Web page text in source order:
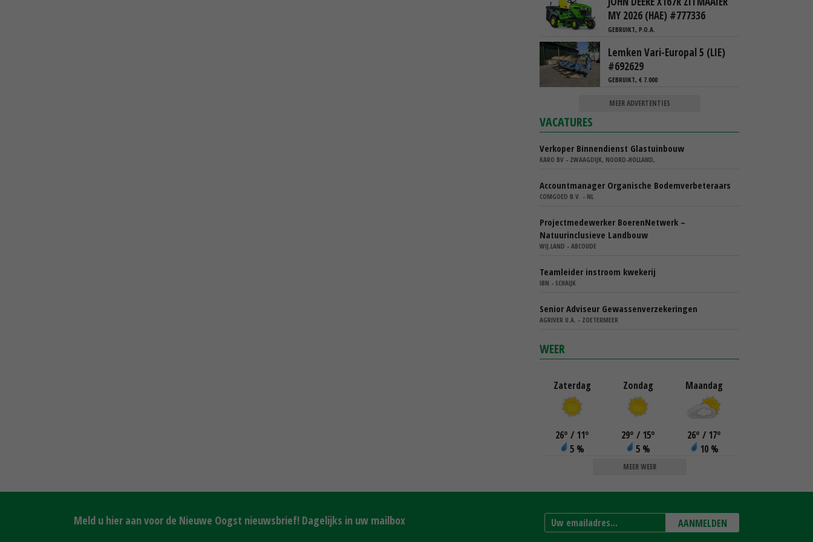
MY 2026 (HAE) #777336
GEBRUIKT, P.O.A.
Lemken Vari-Europal 5 (LIE)
#692629
GEBRUIKT, € 7.000
MEER ADVERTENTIES
VACATURES
Verkoper Binnendienst Glastuinbouw
KARO BV - ZWAAGDIJK, NOORD-HOLLAND,
Accountmanager Organische Bodemverbeteraars
COMGOED B.V. - NL
Projectmedewerker BoerenNetwerk –
Natuurinclusieve Landbouw
WIJ.LAND - ABCOUDE
Teamleider instroom kwekerij
IBN - SCHAIJK
Senior Adviseur Gewassenverzekeringen
AGRIVER U.A. - ZOETERMEER
WEER
Zaterdag
26° / 11°
5 %
Zondag
29° / 15°
5 %
Maandag
26° / 17°
10 %
MEER WEER
Meld u hier aan voor de Nieuwe Oogst nieuwsbrief! Dagelijks in uw mailbox AANMELDEN